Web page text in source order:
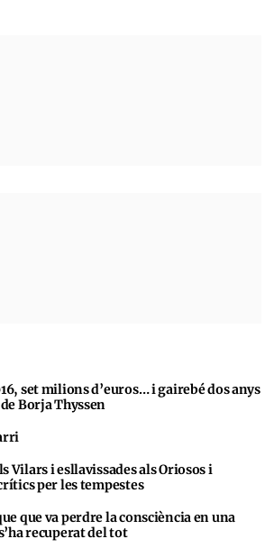
set milions d’euros… i gairebé dos anys
Borja Thyssen
Vilars i esllavissades als Oriosos i
per les tempestes
que va perdre la consciència en una
recuperat del tot